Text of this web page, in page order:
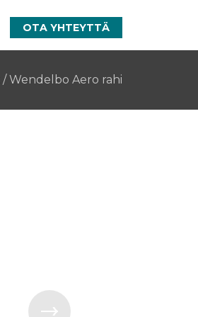
OTA YHTEYTTÄ
/Wendelbo Aero rahi